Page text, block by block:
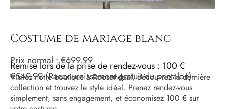
Costume de mariage blanc
Prix ​​normal :€699.99
Remise lors de la prise de rendez-vous : 100 €
€549.99(Raccourcissement gratuit du pantalon)
Visitez notre boutique à Roosendaal, découvrez la dernière
collection et trouvez le style idéal. Prenez rendez-vous
simplement, sans engagement, et économisez 100 € sur